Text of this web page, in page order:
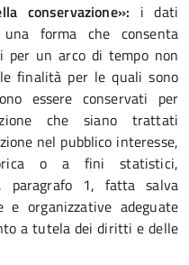
conservazione»: i dati
forma che consenta
per un arco di tempo non
finalità per le quali sono
essere conservati per
che siano trattati
nel pubblico interesse,
o a fini statistici,
paragrafo 1, fatta salva
organizzative adeguate
a tutela dei diritti e delle